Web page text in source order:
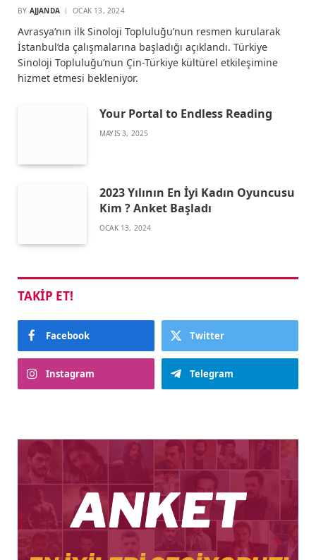
BY AJJANDA OCAK 13, 2024
Avrasya’nın ilk Sinoloji Topluluğu’nun resmen kurularak
İstanbul’da çalışmalarına başladığı açıklandı. Türkiye
Sinoloji Topluluğu’nun Çin-Türkiye kültürel etkileşimine
hizmet etmesi bekleniyor.
Your Portal to Endless Reading
MAYIS 3, 2025
2023 Yılının En İyi Kadın Oyuncusu
Kim ? Anket Başladı
OCAK 13, 2024
TAKIP ET!
Facebook Twitter
Instagram Telegram